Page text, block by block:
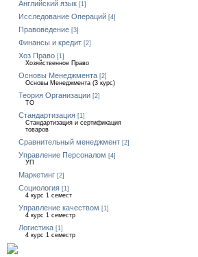
Английский язык [1]
Исследование Операций [4]
Правоведение [3]
Финансы и кредит [2]
Хоз Право [1]
Хозяйственное Право
Основы Менеджмента [2]
Основы Менеджмента (3 курс)
Теория Организации [2]
ТО
Стандартизация [1]
Стандартизация и сертификация
товаров
Сравнительный менеджмент [2]
Управление Персоналом [4]
УП
Маркетинг [2]
Социология [1]
4 курс 1 семест
Управление качеством [1]
4 курс 1 семестр
Логистика [1]
4 курс 1 семестр